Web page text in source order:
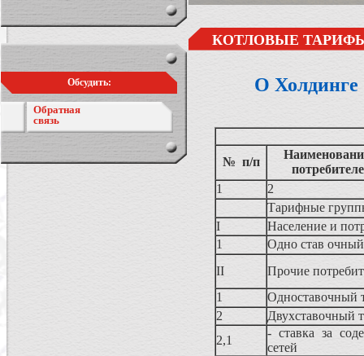
Обсудить:
Обратная
связь
КОТЛОВЫЕ
О Холдинге
№ п/п
1
2
Тарифные
I
Население и
1
Одно став
II
Прочие
1
Одноставочный
2
Двухставочный
2,1
- ставка за
сетей